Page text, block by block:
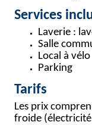
Services
Laverie :
Salle
Local à vélo
Parking
Tarifs
Les prix
froide